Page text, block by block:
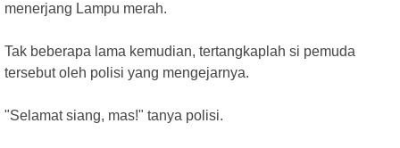
menerjang Lampu merah.
Tak beberapa lama kemudian, tertangkaplah si pemuda
tersebut oleh polisi yang mengejarnya.
"Selamat siang, mas!" tanya polisi.